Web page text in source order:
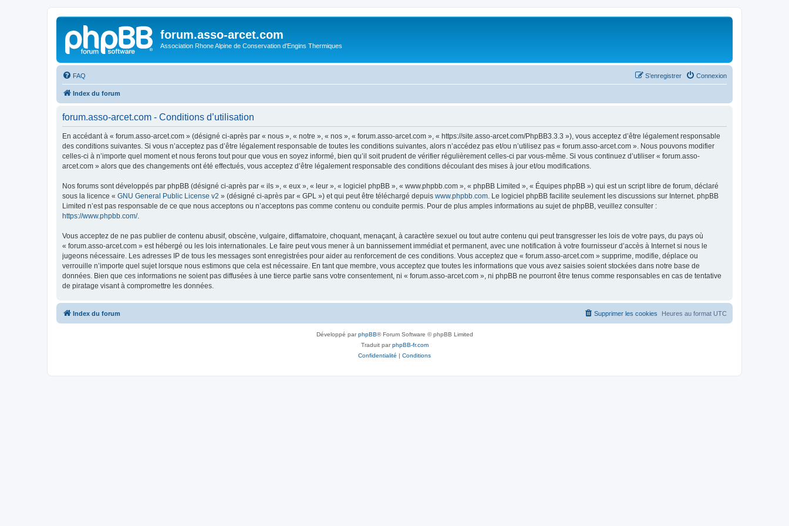
forum.asso-arcet.com
Association Rhone Alpine de Conservation d'Engins Thermiques
FAQ Connexion
S’enregistrer
Index du forum
forum.asso-arcet.com - Conditions d’utilisation
En accédant à « forum.asso-arcet.com » (désigné ci-après par « nous », « notre », « nos », « forum.asso-arcet.com », « https://site.asso-arcet.com/PhpBB3.3.3 »), vous acceptez d’être légalement responsable
des conditions suivantes. Si vous n’acceptez pas d’être légalement responsable de toutes les conditions suivantes, alors n’accédez pas et/ou n’utilisez pas « forum.asso-arcet.com ». Nous pouvons modifier
celles-ci à n’importe quel moment et nous ferons tout pour que vous en soyez informé, bien qu’il soit prudent de vérifier régulièrement celles-ci par vous-même. Si vous continuez d’utiliser « forum.asso-
arcet.com » alors que des changements ont été effectués, vous acceptez d’être légalement responsable des conditions découlant des mises à jour et/ou modifications.
Nos forums sont développés par phpBB (désigné ci-après par « ils », « eux », « leur », « logiciel phpBB », « www.phpbb.com », « phpBB Limited », « Équipes phpBB ») qui est un script libre de forum, déclaré
sous la licence « GNU General Public License v2 » (désigné ci-après par « GPL ») et qui peut être téléchargé depuis www.phpbb.com . Le logiciel phpBB facilite seulement les discussions sur Internet. phpBB
Limited n’est pas responsable de ce que nous acceptons ou n’acceptons pas comme contenu ou conduite permis. Pour de plus amples informations au sujet de phpBB, veuillez consulter :
https://www.phpbb.com/.
Vous acceptez de ne pas publier de contenu abusif, obscène, vulgaire, diffamatoire, choquant, menaçant, à caractère sexuel ou tout autre contenu qui peut transgresser les lois de votre pays, du pays où
« forum.asso-arcet.com » est hébergé ou les lois internationales. Le faire peut vous mener à un bannissement immédiat et permanent, avec une notification à votre fournisseur d’accès à Internet si nous le
jugeons nécessaire. Les adresses IP de tous les messages sont enregistrées pour aider au renforcement de ces conditions. Vous acceptez que « forum.asso-arcet.com » supprime, modifie, déplace ou
verrouille n’importe quel sujet lorsque nous estimons que cela est nécessaire. En tant que membre, vous acceptez que toutes les informations que vous avez saisies soient stockées dans notre base de
données. Bien que ces informations ne soient pas diffusées à une tierce partie sans votre consentement, ni « forum.asso-arcet.com », ni phpBB ne pourront être tenus comme responsables en cas de tentative
de piratage visant à compromettre les données.
Index du forum Heures au format UTC
Supprimer les cookies
Développé parphpBB® Forum Software © phpBB Limited
Traduit parphpBB-fr.com
Confidentialité | Conditions